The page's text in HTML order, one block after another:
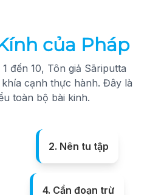
của Pháp
đến 10, Tôn giả Sāriputta
cạnh thực hành. Đây là
toàn bộ bài kinh.
2. Nên tu tập
4. Cần đoạn trừ